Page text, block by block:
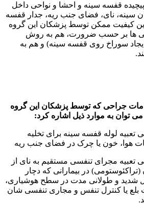
قفسه سینه و احشا و نواحی داخل
سینه، نای، فضای جنب ریه، جدار قفسه
کیفیت ممکن توسط پزشکان این گروه
ها بر حسب ضرورت، هم به روش‌
سوراخ روی قفسه سینه) و هم به
جراحی که توسط پزشکان این گروه
توان به موارد ذیل اشاره کرد:
تعبیه لوله قفسه سینه برای تخلیه
هوا، خون یا چرک در فضای جنب ریه
تعبیه مجرای تنفسی مستقیم به نای از
در بیمارانی که دچار
شدید و طولانی مدت در سطح هوشیاری،
بلع یا کنترل تنفس و مجاری تنفسی شان